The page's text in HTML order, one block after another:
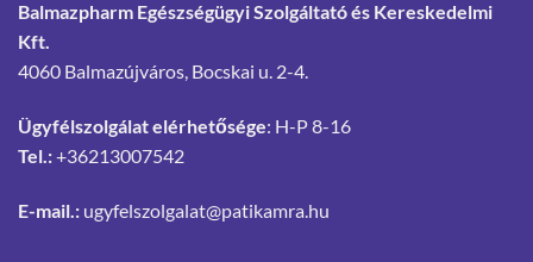
Balmazpharm Egészségügyi Szolgáltató és Kereskedelmi
Kft.
4060 Balmazújváros, Bocskai u. 2-4.
Ügyfélszolgálat elérhetősége: H-P 8-16
Tel.:+36213007542
E-mail.: ugyfelszolgalat@patikamra.hu